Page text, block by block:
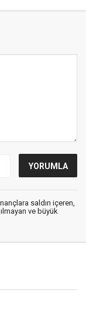
saldırı içeren,
ve büyük